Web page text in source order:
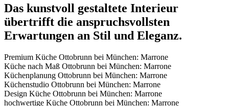
Das kunstvoll gestaltete Interieur
übertrifft die anspruchsvollsten
Erwartungen an Stil und Eleganz.
Premium Küche Ottobrunn bei München: Marrone
Küche nach Maß Ottobrunn bei München: Marrone
Küchenplanung Ottobrunn bei München: Marrone
Küchenstudio Ottobrunn bei München: Marrone
Design Küche Ottobrunn bei München: Marrone
hochwertige Küche Ottobrunn bei München: Marrone